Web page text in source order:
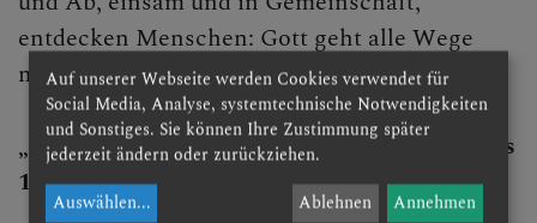
Jugendliche in der Kirche
Lange Nacht der Kirchen
Dom & Hl. Hippolyt
Kirchen- & Denkmalpflege
entdecken Menschen: Gott geht alle Wege
mit, auch die Umwege.
„Du bist vertraut mit all meinen Wegen." (Ps
139,3)
Auf unserer Webseite werden Cookies verwendet für
Social Media, Analyse, systemtechnische Notwendigkeiten
und Sonstiges. Sie können Ihre Zustimmung später
jederzeit ändern oder zurückziehen.
Auswählen... Ablehnen Annehmen